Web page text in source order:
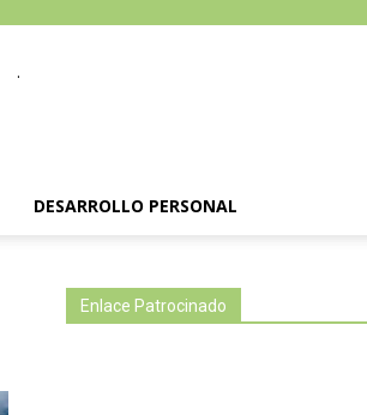
.
DESARROLLO PERSONAL
Enlace Patrocinado